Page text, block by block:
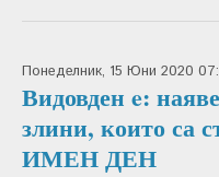
Понеделник, 15 Юни 2020
Видовден e:
злини, които са
ИМЕН ДЕН